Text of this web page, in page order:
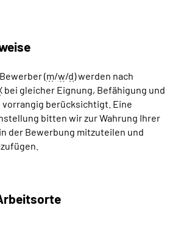
(m/w/d) werden nach
bei gleicher Eignung, Befähigung und
berücksichtigt. Eine
bitten wir zur Wahrung Ihrer
der Bewerbung mitzuteilen und